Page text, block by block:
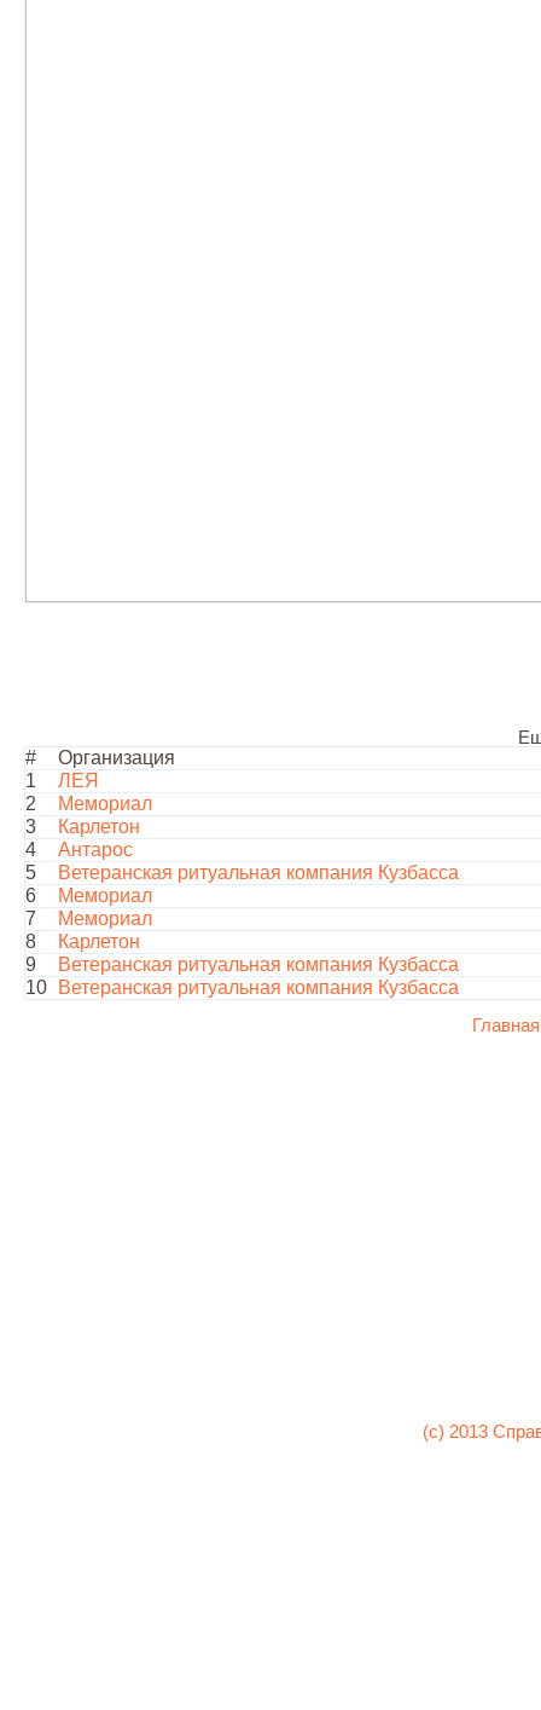
#
Организация
1
ЛЕЯ
2
Мемориал
3
Карлетон
4
Антарос
5
Ветеранская ритуальная компания Кузбасса
6
Мемориал
7
Мемориал
8
Карлетон
9
Ветеранская ритуальная компания Кузбасса
10
Ветеранская ритуальная компания Кузбасса
Главная
(c) 2013